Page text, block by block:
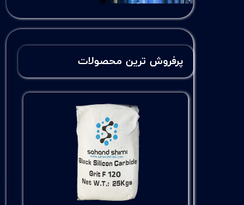
پرفروش ترین محصولات